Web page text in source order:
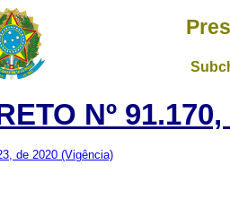
Nº
de 2020 (Vigência)